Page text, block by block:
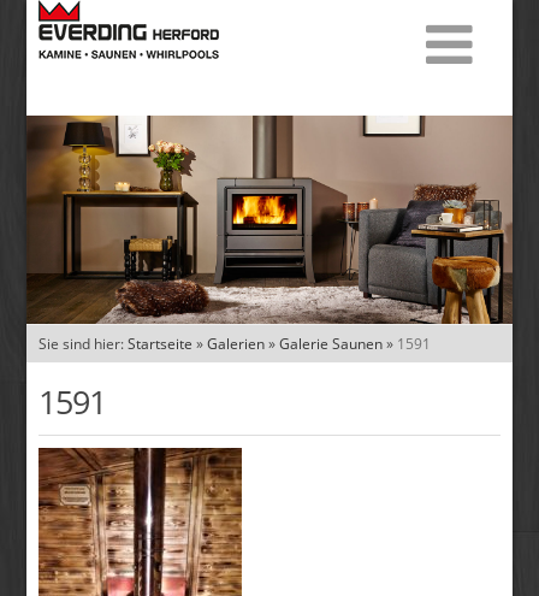
Sie sind hier:Startseite »Galerien»Galerie Saunen» 1591
1591